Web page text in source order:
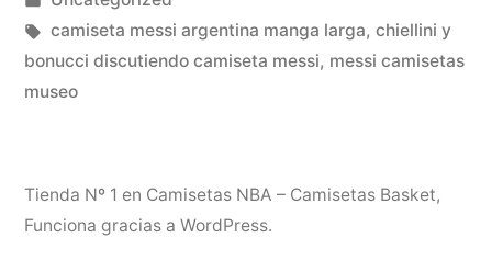
Rio
Ave
Cambia
Su
en
Etiquetas:
camiseta messi argentina manga larga, chiellini y
bonucci discutiendo camiseta messi, messi camisetas
museo
Tienda Nº 1 en Camisetas NBA – Camisetas Basket,
Funciona gracias a WordPress.